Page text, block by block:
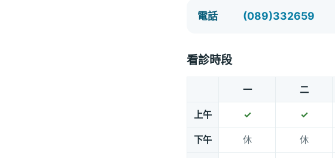
電話 (089)332659
看診時段
一 二
上午 ✓ ✓
下午 休 休